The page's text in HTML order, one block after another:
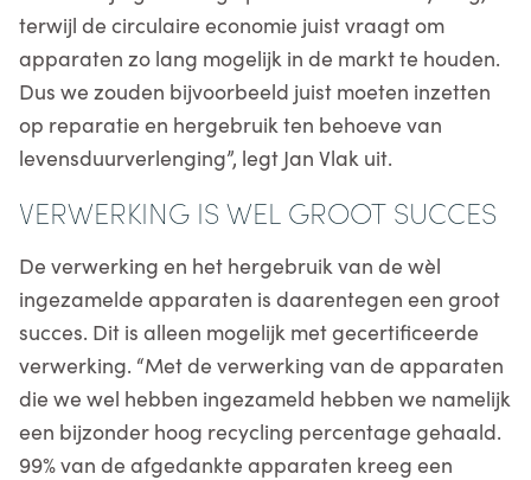
terwijl de circulaire economie juist vraagt om
apparaten zo lang mogelijk in de markt te houden.
Dus we zouden bijvoorbeeld juist moeten inzetten
op reparatie en hergebruik ten behoeve van
levensduurverlenging”, legt Jan Vlak uit.
VERWERKING IS WEL GROOT SUCCES
De verwerking en het hergebruik van de wèl
ingezamelde apparaten is daarentegen een groot
succes. Dit is alleen mogelijk met gecertificeerde
verwerking. “Met de verwerking van de apparaten
die we wel hebben ingezameld hebben we namelijk
een bijzonder hoog recycling percentage gehaald.
99% van de afgedankte apparaten kreeg een